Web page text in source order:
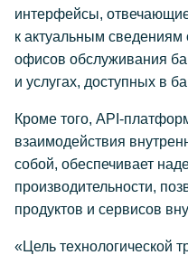
интерфейсы,
к актуальным сведениям
офисов обслуживания
и услугах, доступных в
Кроме того, API-
взаимодействия
собой, обеспечивает
производительности,
продуктов и сервисов
«Цель